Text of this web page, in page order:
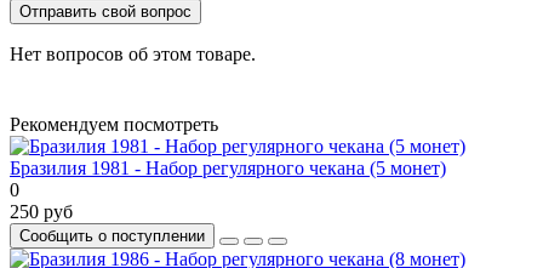
Отправить свой вопрос
Нет вопросов об этом товаре.
Рекомендуем посмотреть
Бразилия 1981 - Набор регулярного чекана (5 монет)
0
250 руб
Сообщить о поступлении